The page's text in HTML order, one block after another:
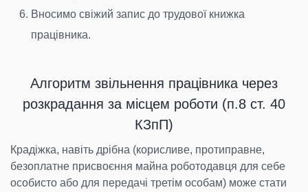
Вносимо свіжий запис до трудової книжка
працівника.
Алгоритм звільнення працівника через
розкрадання за місцем роботи (п.8 ст. 40
КЗпП)
Крадіжка, навіть дрібна (корисливе, протиправне,
безоплатне присвоєння майна роботодавця для себе
особисто або для передачі третім особам) може стати